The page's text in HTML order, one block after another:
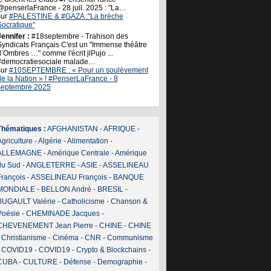
- 28 juil. 2025 : "La…
#PALESTINE & #GAZA :"La brèche
: #18septembre - Trahison des
Français C'est un "Immense théâtre
…" comme l'écrit jlPujo ...
malade…
#10SEPTEMBRE : « Pour un soulèvement
la Nation » ! #PenserLaFrance - 8
2025
: AFGHANISTAN -AFRIQUE-
-Algérie -Alimentation -
-Amérique Centrale -Amérique
Sud -ANGLETERRE-ASIE-ASSELINEAU
-ASSELINEAU François- BANQUE
- BELLON André - BRESIL-
Valérie - Catholicisme - Chanson &
- CHEMINADE Jacques-
Jean Pierre - CHINE- CHINE
Christianisme - Cinéma- CNR - Communisme
COVID19 - COVID19 - Crypto & Blockchains-
- CULTURE- Défense - Demographie -